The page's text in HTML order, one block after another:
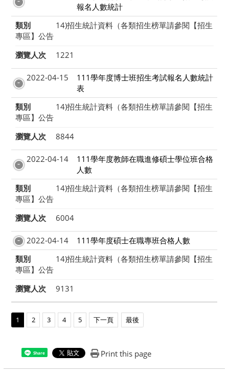
報名人數統計
類別
14)招生統計資料（各類招生榜單請參閱【招生
專區】公告
瀏覽人次
1221
2022-04-15
111學年度博士班招生考試報名人數統計
表
類別
14)招生統計資料（各類招生榜單請參閱【招生
專區】公告
瀏覽人次
8844
2022-04-14
111學年度教師在職進修碩士學位班合格
人數
類別
14)招生統計資料（各類招生榜單請參閱【招生
專區】公告
瀏覽人次
6004
2022-04-14
111學年度碩士在職專班合格人數
類別
14)招生統計資料（各類招生榜單請參閱【招生
專區】公告
瀏覽人次
9131
1 2 3 4 5 下一頁 最後
Share Print this page